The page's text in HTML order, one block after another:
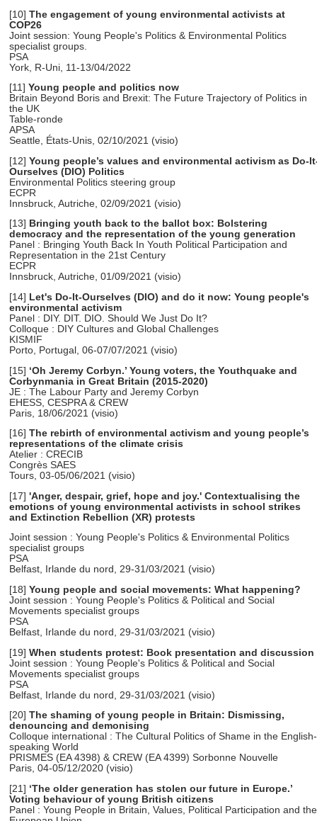
[10] The engagement of young environmental activists at
COP26
Joint session: Young People's Politics & Environmental Politics
specialist groups.
PSA
York, R-Uni, 11-13/04/2022
[11] Young people and politics now
Britain Beyond Boris and Brexit: The Future Trajectory of Politics in
the UK
Table-ronde
APSA
Seattle, États-Unis, 02/10/2021 (visio)
[12] Young people’s values and environmental activism as Do-
Ourselves (DIO) Politics
Environmental Politics steering group
ECPR
Innsbruck, Autriche, 02/09/2021 (visio)
[13] Bringing youth back to the ballot box: Bolstering
democracy and the representation of the young generation
Panel : Bringing Youth Back In Youth Political Participation and
Representation in the 21st Century
ECPR
Innsbruck, Autriche, 01/09/2021 (visio)
[14] Let's Do-It-Ourselves (DIO) and do it now: Young people's
environmental activism
Panel : DIY. DIT. DIO. Should We Just Do It?
Colloque : DIY Cultures and Global Challenges
KISMIF
Porto, Portugal, 06-07/07/2021 (visio)
[15] ‘Oh Jeremy Corbyn.’ Young voters, the Youthquake and
Corbynmania in Great Britain (2015-2020)
JE : The Labour Party and Jeremy Corbyn
EHESS, CESPRA & CREW
Paris, 18/06/2021 (visio)
[16] The rebirth of environmental activism and young people’s
representations of the climate crisis
Atelier : CRECIB
Congrès SAES
Tours, 03-05/06/2021 (visio)
[17] 'Anger, despair, grief, hope and joy.' Contextualising the
emotions of young environmental activists in school strikes
and Extinction Rebellion (XR) protests
Joint session : Young People's Politics & Environmental Politics
specialist groups
PSA
Belfast, Irlande du nord, 29-31/03/2021 (visio)
[18] Young people and social movements: What happening?
Joint session : Young People's Politics & Political and Social
Movements specialist groups
PSA
Belfast, Irlande du nord, 29-31/03/2021 (visio)
[19] When students protest: Book presentation and discussion
Joint session : Young People's Politics & Political and Social
Movements specialist groups
PSA
Belfast, Irlande du nord, 29-31/03/2021 (visio)
[20] The shaming of young people in Britain: Dismissing,
denouncing and demonising
Colloque international : The Cultural Politics of Shame in the English-
speaking World
PRISMES (EA 4398) & CREW (EA 4399) Sorbonne Nouvelle
Paris, 04-05/12/2020 (visio)
[21] ‘The older generation has stolen our future in Europe.’
Voting behaviour of young British citizens
Panel : Young People in Britain, Values, Political Participation and the